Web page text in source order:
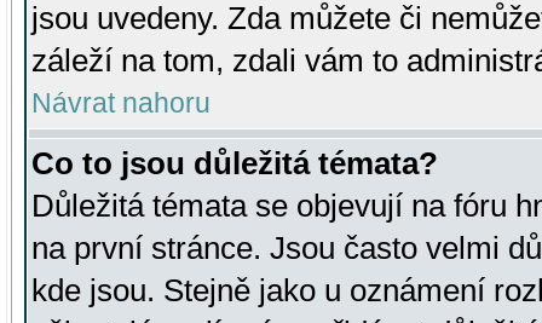
jsou uvedeny. Zda můžete či
záleží na tom, zdali vám to
Návrat nahoru
Co to jsou důležitá témata?
Důležitá témata se objevují na fóru
na první stránce. Jsou často velmi
kde jsou. Stejně jako u oznámení